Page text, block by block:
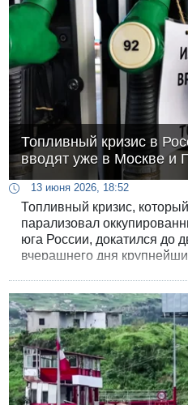
Топливный кризис в
вводят уже в Москве и
13 июня 2026, 18:52
Топливный кризис,
парализовал
юга России, докатился до
вчерашнего дня
не больше установленного
топлива.